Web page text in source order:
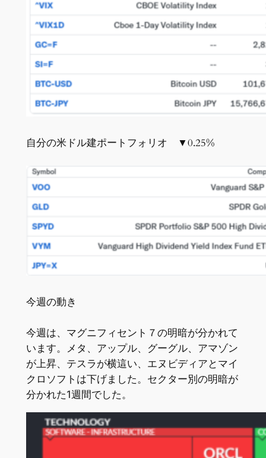
自分の米ドル建ポートフォリオ ▼0.25%
今週の動き
今週は、マグニフィセント７の明暗が分かれて
います。メタ、アップル、グーグル、アマゾン
が上昇、テスラが横這い、エヌビディアとマイ
クロソフトは下げました。セクター別の明暗が
分かれた1週間でした。